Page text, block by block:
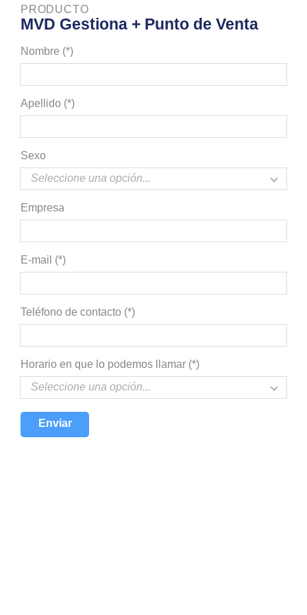
PRODUCTO
MVD Gestiona + Punto de Venta
Nombre (*)
Apellido (*)
Sexo
Empresa
E-mail (*)
Teléfono de contacto (*)
Horario en que lo podemos llamar (*)